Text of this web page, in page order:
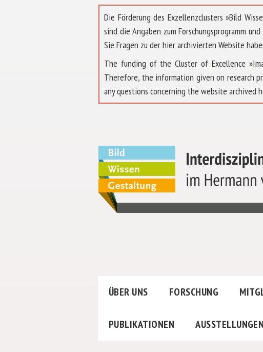
Die Förderung des Exzellenzclusters »Bild
sind die Angaben zum Forschungsprogramm
Sie Fragen zu der hier archivierten Website
The funding of the Cluster of Excellence
Therefore, the information given on research
any questions concerning the website archived
ÜBER UNS FORSCHUNG
PUBLIKATIONEN AUSSTELLUNGEN